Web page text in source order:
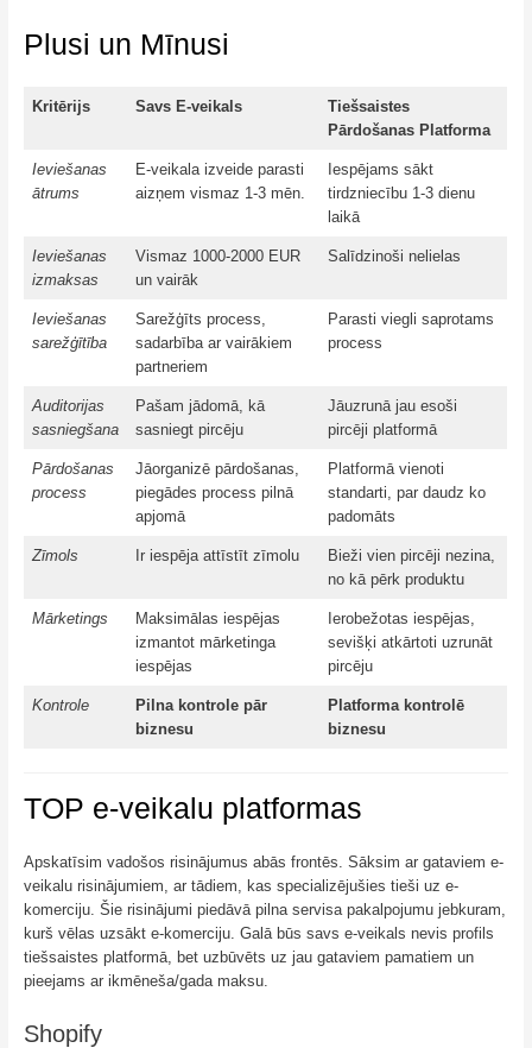
Plusi un Mīnusi
Kritērijs Savs E-veikals
Tiešsaistes
Pārdošanas Platforma
Ieviešanas
ātrums
E-veikala izveide parasti
aizņem vismaz 1-3 mēn.
Iespējams sākt
tirdzniecību 1-3 dienu
laikā
Ieviešanas
izmaksas
Vismaz 1000-2000 EUR
un vairāk
Salīdzinoši nelielas
Ieviešanas
sarežģītība
Sarežģīts process,
sadarbība ar vairākiem
partneriem
Parasti viegli saprotams
process
Auditorijas
sasniegšana
Pašam jādomā, kā
sasniegt pircēju
Jāuzrunā jau esoši
pircēji platformā
Pārdošanas
process
Jāorganizē pārdošanas,
piegādes process pilnā
apjomā
Platformā vienoti
standarti, par daudz ko
padomāts
Zīmols Ir iespēja attīstīt zīmolu
Bieži vien pircēji nezina,
no kā pērk produktu
Mārketings
Maksimālas iespējas
izmantot mārketinga
iespējas
Ierobežotas iespējas,
sevišķi atkārtoti uzrunāt
pircēju
Kontrole
Pilna kontrole pār
biznesu
Platforma kontrolē
biznesu
TOP e-veikalu platformas
Apskatīsim vadošos risinājumus abās frontēs. Sāksim ar gataviem e-
veikalu risinājumiem, ar tādiem, kas specializējušies tieši uz e-
komerciju. Šie risinājumi piedāvā pilna servisa pakalpojumu jebkuram,
kurš vēlas uzsākt e-komerciju. Galā būs savs e-veikals nevis profils
tiešsaistes platformā, bet uzbūvēts uz jau gataviem pamatiem un
pieejams ar ikmēneša/gada maksu.
Shopify